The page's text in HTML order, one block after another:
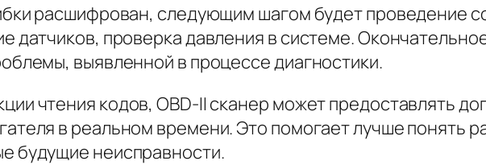
расшифрован, следующим шагом будет проведение
датчиков, проверка давления в системе.
выявленной в процессе диагностики.
чтения кодов, OBD-II сканер может предоставлять
в реальном времени. Это помогает лучше понять
будущие неисправности.